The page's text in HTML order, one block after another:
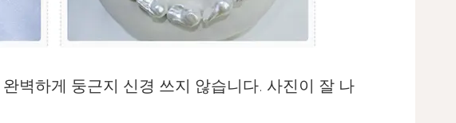
벽하게 둥근지 신경 쓰지 않습니다. 사진이 잘 나